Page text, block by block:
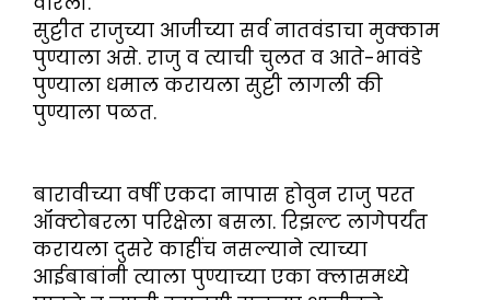
सुट्टीत राजुच्या आजीच्या सर्व नातवंडाचा मुक्काम
पुण्याला असे. राजु व त्याची चुलत व आते-भावंडे
पुण्याला धमाल करायला सुट्टी लागली की
पुण्याला पळत.
बारावीच्या वर्षी एकदा नापास होवुन राजु परत
ऑक्टोबरला परिक्षेला बसला. रिझल्ट लागेपर्यंत
करायला दुसरे काहींच नसल्याने त्याच्या
आईबाबांनी त्याला पुण्याच्या एका क्लासमध्ये